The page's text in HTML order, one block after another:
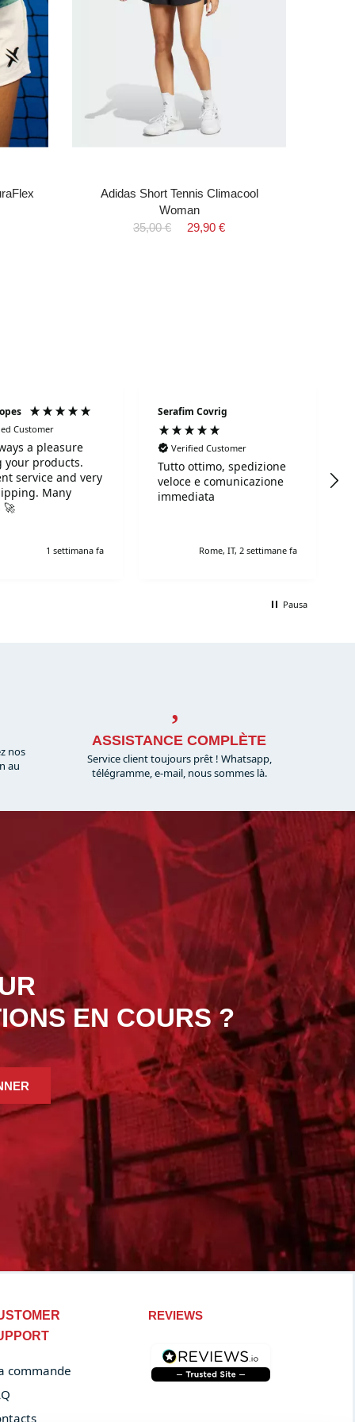
Adidas Short Tennis Climacool
Woman
35,00 €
29,90 €
Customer
a pleasure
your products.
service and very
Many
🚀
1 settimana fa
Serafim Covrig
Verified Customer
Tutto ottimo, spedizione
veloce e comunicazione
immediata
Rome, IT, 2 settimane fa
Pausa
nos
au
ASSISTANCE COMPLÈTE
Service client toujours prêt ! Whatsapp,
télégramme, e-mail, nous sommes là.​
EN COURS ?
commande
REVIEWS